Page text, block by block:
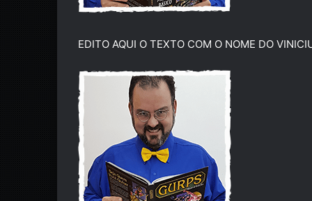
EDITO AQUI O TEXTO COM O NOME DO